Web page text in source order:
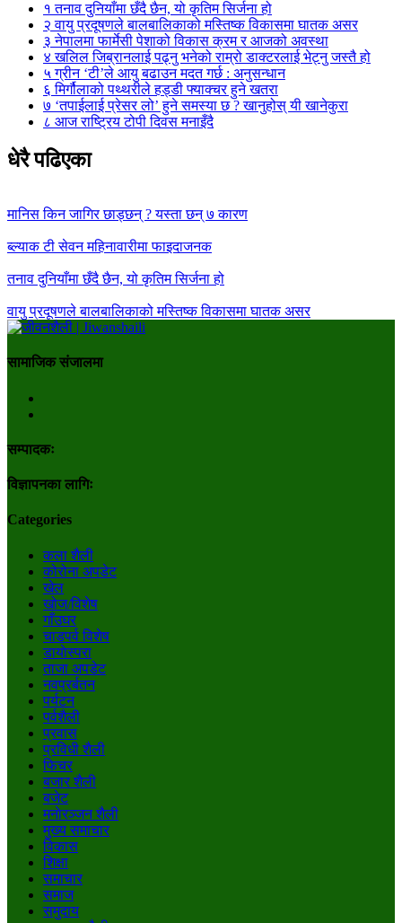
१ तनाव दुनियाँमा छँदै छैन, यो कृतिम सिर्जना हो
२ वायु प्रदूषणले बालबालिकाको मस्तिष्क विकासमा घातक असर
३ नेपालमा फार्मेसी पेशाको विकास क्रम र आजको अवस्था
४ खलिल जिब्रानलाई पढ्नु भनेको राम्रो डाक्टरलाई भेट्नु जस्तै हो
५ग्रीन ‘टी’ले आयु बढाउन मदत गर्छ : अनुसन्धान
६ मिर्गौलाको पथ्थरीले हड्डी फ्याक्चर हुने खतरा
७ ‘तपाईलाई प्रेसर लो’ हुने समस्या छ ? खानुहोस् यी खानेकुरा
८ आज राष्ट्रिय टोपी दिवस मनाइँदै
धेरै पढिएका
मानिस किन जागिर छाड्छन् ? यस्ता छन् ७ कारण
ब्ल्याक टी सेवन महिनावारीमा फाइदाजनक
तनाव दुनियाँमा छँदै छैन, यो कृतिम सिर्जना हो
वायु प्रदूषणले बालबालिकाको मस्तिष्क विकासमा घातक असर
सामाजिक संजालमा
सम्पादकः
विज्ञापनका लागिः
Categories
कला शैली
कोरोना अपडेट
खेल
खोज/विशेष
गाँउघर
चाडपर्व विशेष
डायाेस्परा
ताजा अपडेट
नवप्रर्बतन
पर्यटन
पर्वशैली
प्रवास
प्रविधी शैली
फिचर
बजार शैली
बजेट
मनाेरञ्जन शैली
मुख्य समाचार
विकास
शिक्षा
समाचार
समाज
समुदाय